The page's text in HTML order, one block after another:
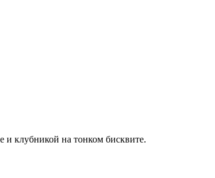
клубникой на тонком бисквите.